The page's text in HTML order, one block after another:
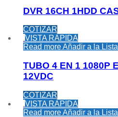
DVR 16CH 1HDD
COTIZAR
VISTA RÁPIDA
Read moreAñadir a la
TUBO 4 EN 1 1080P
12VDC
COTIZAR
VISTA RÁPIDA
Read moreAñadir a la